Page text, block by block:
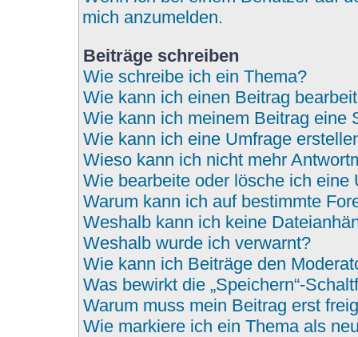
mich anzumelden.
Beiträge schreiben
Wie schreibe ich ein Thema?
Wie kann ich einen Beitrag
Wie kann ich meinem Beitrag eine
Wie kann ich eine Umfrage
Wieso kann ich nicht mehr
Wie bearbeite oder lösche ich eine
Warum kann ich auf bestimmte
Weshalb kann ich keine
Weshalb wurde ich verwarnt?
Wie kann ich Beiträge den
Was bewirkt die „Speichern“-
Warum muss mein Beitrag erst
Wie markiere ich ein Thema als